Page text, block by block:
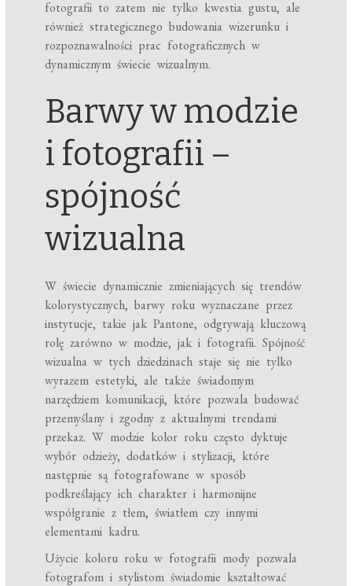
fotografii to zatem nie tylko kwestia gustu, ale
również strategicznego budowania wizerunku i
rozpoznawalności prac fotograficznych w
dynamicznym świecie wizualnym.
Barwy w modzie
i fotografii –
spójność
wizualna
W świecie dynamicznie zmieniających się trendów
kolorystycznych, barwy roku wyznaczane przez
instytucje, takie jak Pantone, odgrywają kluczową
rolę zarówno w modzie, jak i fotografii. Spójność
wizualna w tych dziedzinach staje się nie tylko
wyrazem estetyki, ale także świadomym
narzędziem komunikacji, które pozwala budować
przemyślany i zgodny z aktualnymi trendami
przekaz. W modzie kolor roku często dyktuje
wybór odzieży, dodatków i stylizacji, które
następnie są fotografowane w sposób
podkreślający ich charakter i harmonijne
współgranie z tłem, światłem czy innymi
elementami kadru.
Użycie koloru roku w fotografii mody pozwala
fotografom i stylistom świadomie kształtować